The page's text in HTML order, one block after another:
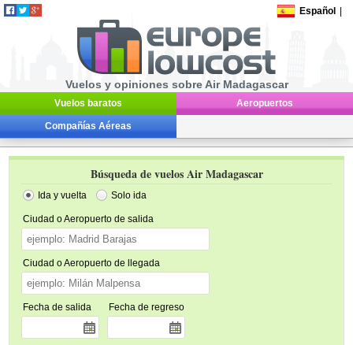
Español
Vuelos y opiniones sobre Air Madagascar
Vuelos baratos Aeropuertos
Compañías Aéreas
Búsqueda de vuelos Air Madagascar
Ida y vuelta Solo ida
Ciudad o Aeropuerto de salida
Ciudad o Aeropuerto de llegada
Fecha de salida Fecha de regreso